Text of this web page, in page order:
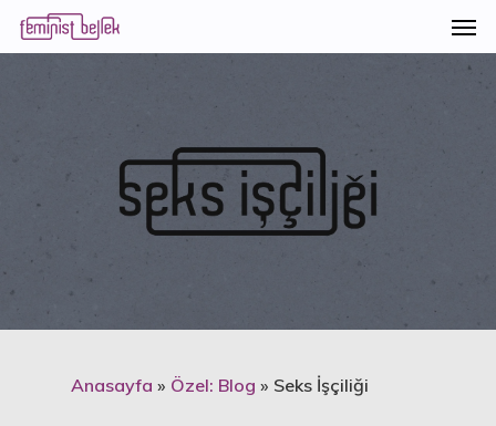
Anasayfa » Özel: Blog » Seks İşçiliği